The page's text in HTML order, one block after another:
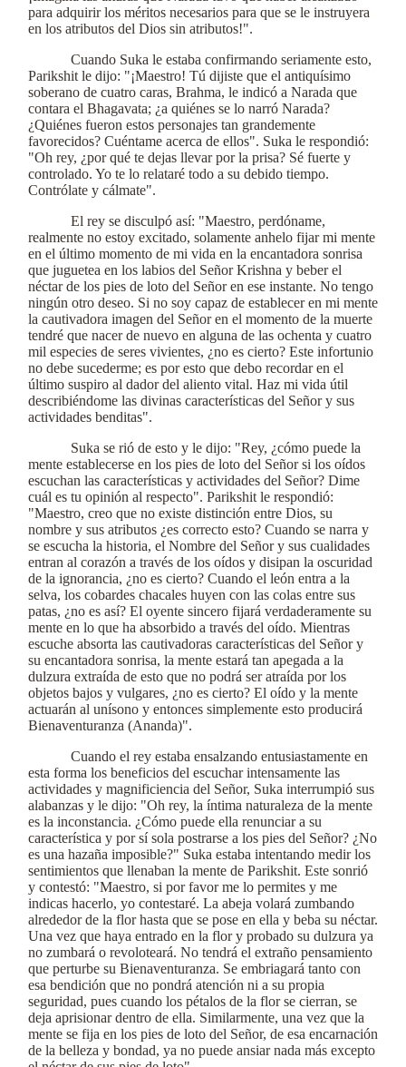
para adquirir los méritos necesarios para que se le instruyera
en los atributos del Dios sin atributos!".
Cuando Suka le estaba confirmando seriamente esto,
Parikshit le dijo: "¡Maestro! Tú dijiste que el antiquísimo
soberano de cuatro caras, Brahma, le indicó a Narada que
contara el Bhagavata; ¿a quiénes se lo narró Narada?
¿Quiénes fueron estos personajes tan grandemente
favorecidos? Cuéntame acerca de ellos". Suka le respondió:
"Oh rey, ¿por qué te dejas llevar por la prisa? Sé fuerte y
controlado. Yo te lo relataré todo a su debido tiempo.
Contrólate y cálmate".
El rey se disculpó así: "Maestro, perdóname,
realmente no estoy excitado, solamente anhelo fijar mi mente
en el último momento de mi vida en la encantadora sonrisa
que juguetea en los labios del Señor Krishna y beber el
néctar de los pies de loto del Señor en ese instante. No tengo
ningún otro deseo. Si no soy capaz de establecer en mi mente
la cautivadora imagen del Señor en el momento de la muerte
tendré que nacer de nuevo en alguna de las ochenta y cuatro
mil especies de seres vivientes, ¿no es cierto? Este infortunio
no debe sucederme; es por esto que debo recordar en el
último suspiro al dador del aliento vital. Haz mi vida útil
describiéndome las divinas características del Señor y sus
actividades benditas".
Suka se rió de esto y le dijo: "Rey, ¿cómo puede la
mente establecerse en los pies de loto del Señor si los oídos
escuchan las características y actividades del Señor? Dime
cuál es tu opinión al respecto". Parikshit le respondió:
"Maestro, creo que no existe distinción entre Dios, su
nombre y sus atributos ¿es correcto esto? Cuando se narra y
se escucha la historia, el Nombre del Señor y sus cualidades
entran al corazón a través de los oídos y disipan la oscuridad
de la ignorancia, ¿no es cierto? Cuando el león entra a la
selva, los cobardes chacales huyen con las colas entre sus
patas, ¿no es así? El oyente sincero fijará verdaderamente su
mente en lo que ha absorbido a través del oído. Mientras
escuche absorta las cautivadoras características del Señor y
su encantadora sonrisa, la mente estará tan apegada a la
dulzura extraída de esto que no podrá ser atraída por los
objetos bajos y vulgares, ¿no es cierto? El oído y la mente
actuarán al unísono y entonces simplemente esto producirá
Bienaventuranza (Ananda)".
Cuando el rey estaba ensalzando entusiastamente en
esta forma los beneficios del escuchar intensamente las
actividades y magnificiencia del Señor, Suka interrumpió sus
alabanzas y le dijo: "Oh rey, la íntima naturaleza de la mente
es la inconstancia. ¿Cómo puede ella renunciar a su
característica y por sí sola postrarse a los pies del Señor? ¿No
es una hazaña imposible?" Suka estaba intentando medir los
sentimientos que llenaban la mente de Parikshit. Este sonrió
y contestó: "Maestro, si por favor me lo permites y me
indicas hacerlo, yo contestaré. La abeja volará zumbando
alrededor de la flor hasta que se pose en ella y beba su néctar.
Una vez que haya entrado en la flor y probado su dulzura ya
no zumbará o revoloteará. No tendrá el extraño pensamiento
que perturbe su Bienaventuranza. Se embriagará tanto con
esa bendición que no pondrá atención ni a su propia
seguridad, pues cuando los pétalos de la flor se cierran, se
deja aprisionar dentro de ella. Similarmente, una vez que la
mente se fija en los pies de loto del Señor, de esa encarnación
de la belleza y bondad, ya no puede ansiar nada más excepto